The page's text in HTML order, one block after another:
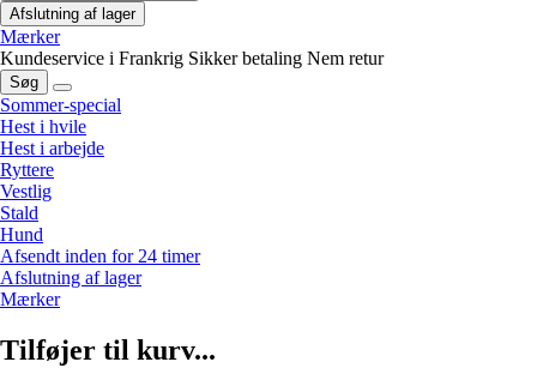
Afslutning af lager
Mærker
Kundeservice i Frankrig Sikker betaling Nem retur
Søg
Sommer-special
Hest i hvile
Hest i arbejde
Ryttere
Vestlig
Stald
Hund
Afsendt inden for 24 timer
Afslutning af lager
Mærker
Tilføjer til kurv...